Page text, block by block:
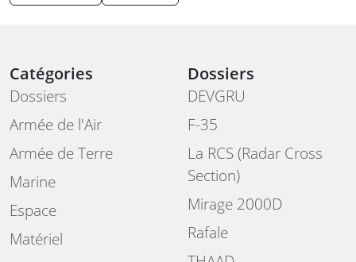
Catégories
Dossiers
Armée de l'Air
Armée de Terre
Marine
Espace
Matériel
Dossiers
DEVGRU
F-35
La RCS (Radar Cross
Section)
Mirage 2000D
Rafale